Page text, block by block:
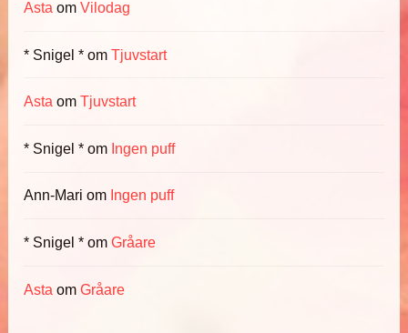
Asta omVilodag
* Snigel * omTjuvstart
Asta omTjuvstart
* Snigel * om Ingen puff
Ann-Mari om Ingen puff
* Snigel * omGråare
Asta omGråare